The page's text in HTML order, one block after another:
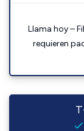
Llama hoy –
requieren